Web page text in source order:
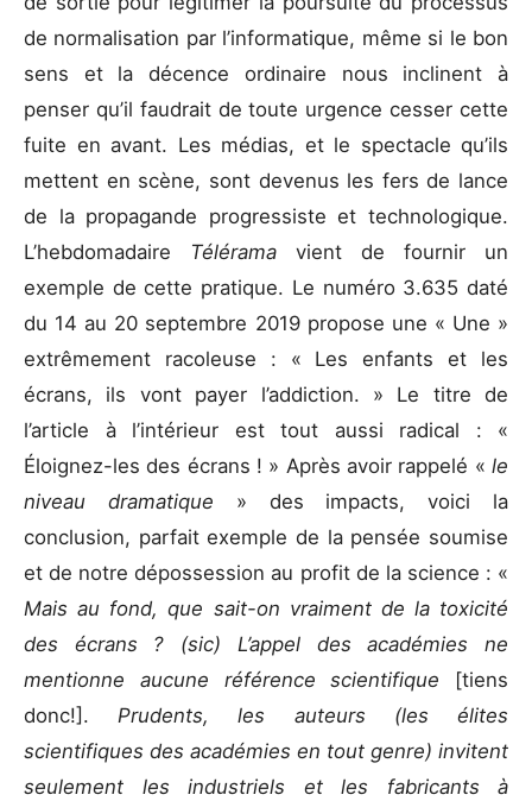
de normalisation par l’informatique, même si le bon
sens et la décence ordinaire nous inclinent à
penser qu’il faudrait de toute urgence cesser cette
fuite en avant. Les médias, et le spectacle qu’ils
mettent en scène, sont devenus les fers de lance
de la propagande progressiste et technologique.
L’hebdomadaire Télérama vient de fournir un
exemple de cette pratique. Le numéro 3.635 daté
du 14 au 20 septembre 2019 propose une « Une »
extrêmement racoleuse : « Les enfants et les
écrans, ils vont payer l’addiction. » Le titre de
l’article à l’intérieur est tout aussi radical : «
Éloignez-les des écrans ! » Après avoir rappelé « le
niveau dramatique » des impacts, voici la
conclusion, parfait exemple de la pensée soumise
et de notre dépossession au profit de la science : «
Mais au fond, que sait-on vraiment de la toxicité
des écrans ? (sic) L’appel des académies ne
mentionne aucune référence scientifique [tiens
donc!].Prudents, les auteurs (les élites
scientifiques des académies en tout genre) invitent
seulement les industriels et les fabricants à